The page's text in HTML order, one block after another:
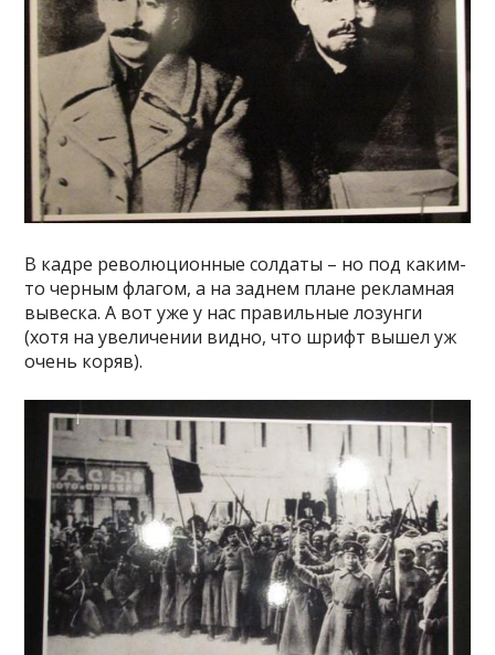
В кадре революционные солдаты – но под каким-
то черным флагом, а на заднем плане рекламная
вывеска. А вот уже у нас правильные лозунги
(хотя на увеличении видно, что шрифт вышел уж
очень коряв).